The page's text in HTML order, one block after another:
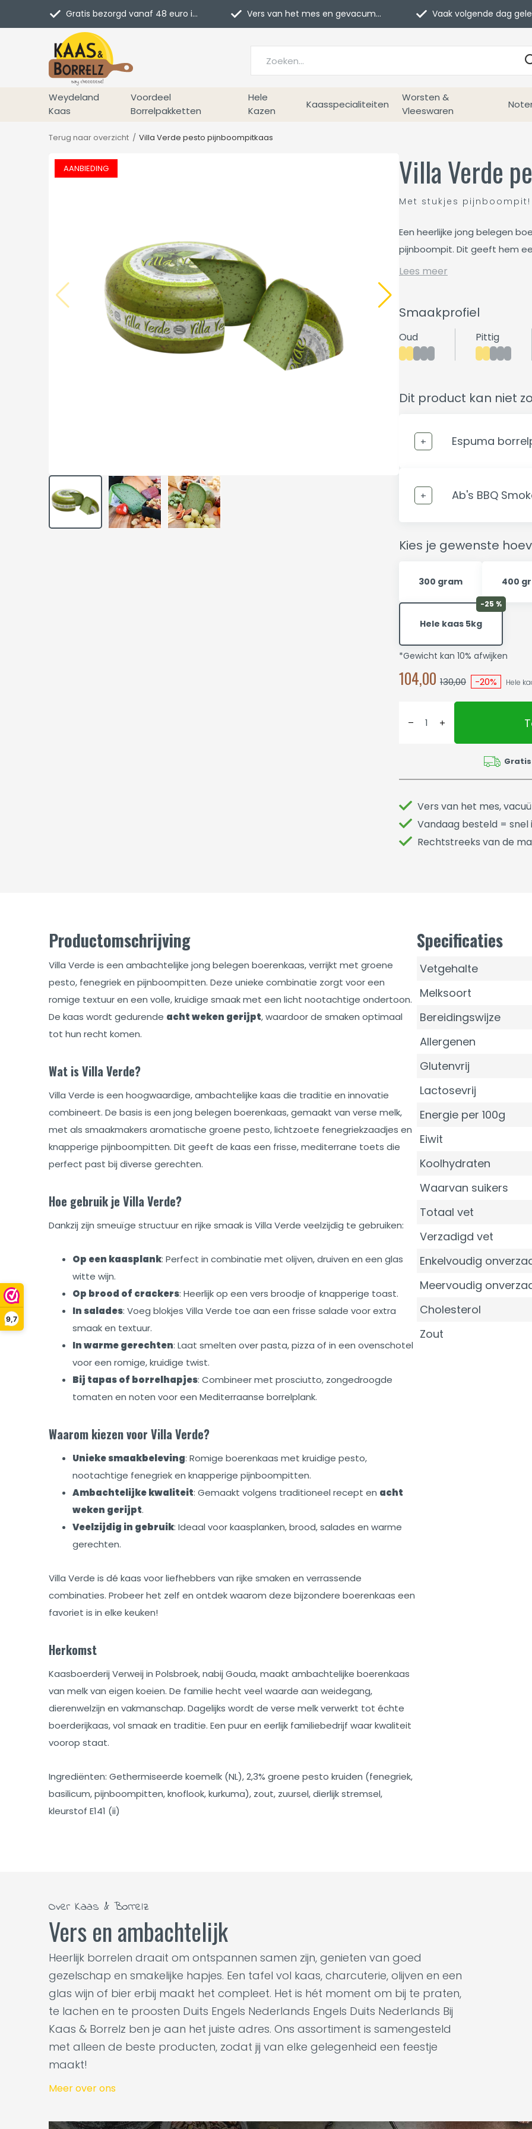
9,7
Weydeland
Kaas
Voordeel
Borrelpakketten
Hele
Kazen
Kaasspecialiteiten
Worsten &
Vleeswaren
Gratis bezorgd vanaf 48 euro in NL Vers van het mes en gevacumeerd Vaak volgende dag geleverd
Terug naar overzicht Villa Verde pesto pijnboompitkaas
AANBIEDING Villa Verde
Met stukjes pijnboompit!
Een heerlijke jong belegen
pijnboompit. Dit geeft hem
Lees meer
Smaakprofiel
Oud Pittig
Dit product kan niet
Espuma
Ab's BBQ
Kies je gewenste
300 gram 400
-25 %
Hele kaas 5kg
*Gewicht kan 10% afwijken
104,00 130,00 -20% Hele
Vers van het mes,
Vandaag besteld = snel
Rechtstreeks van de
Productomschrijving
Villa Verde is een ambachtelijke jong belegen boerenkaas, verrijkt met groene
pesto, fenegriek en pijnboompitten. Deze unieke combinatie zorgt voor een
romige textuur en een volle, kruidige smaak met een licht nootachtige ondertoon.
De kaas wordt gedurende acht weken gerijpt, waardoor de smaken optimaal
tot hun recht komen.
Wat is Villa Verde?
Villa Verde is een hoogwaardige, ambachtelijke kaas die traditie en innovatie
combineert. De basis is een jong belegen boerenkaas, gemaakt van verse melk,
met als smaakmakers aromatische groene pesto, lichtzoete fenegriekzaadjes en
knapperige pijnboompitten. Dit geeft de kaas een frisse, mediterrane toets die
perfect past bij diverse gerechten.
Hoe gebruik je Villa Verde?
Dankzij zijn smeuïge structuur en rijke smaak is Villa Verde veelzijdig te gebruiken:
Op een kaasplank: Perfect in combinatie met olijven, druiven en een glas
witte wijn.
Op brood of crackers: Heerlijk op een vers broodje of knapperige toast.
In salades: Voeg blokjes Villa Verde toe aan een frisse salade voor extra
smaak en textuur.
In warme gerechten: Laat smelten over pasta, pizza of in een ovenschotel
voor een romige, kruidige twist.
Bij tapas of borrelhapjes: Combineer met prosciutto, zongedroogde
tomaten en noten voor een Mediterraanse borrelplank.
Waarom kiezen voor Villa Verde?
Unieke smaakbeleving: Romige boerenkaas met kruidige pesto,
nootachtige fenegriek en knapperige pijnboompitten.
Ambachtelijke kwaliteit: Gemaakt volgens traditioneel recept en acht
weken gerijpt.
Veelzijdig in gebruik: Ideaal voor kaasplanken, brood, salades en warme
gerechten.
Villa Verde is dé kaas voor liefhebbers van rijke smaken en verrassende
combinaties. Probeer het zelf en ontdek waarom deze bijzondere boerenkaas een
favoriet is in elke keuken!
Herkomst
Kaasboerderij Verweij in Polsbroek, nabij Gouda, maakt ambachtelijke boerenkaas
van melk van eigen koeien. De familie hecht veel waarde aan weidegang,
dierenwelzijn en vakmanschap. Dagelijks wordt de verse melk verwerkt tot échte
boerderijkaas, vol smaak en traditie. Een puur en eerlijk familiebedrijf waar kwaliteit
voorop staat.
Ingrediënten: Gethermiseerde koemelk (NL), 2,3% groene pesto kruiden (fenegriek,
basilicum, pijnboompitten, knoflook, kurkuma), zout, zuursel, dierlijk stremsel,
kleurstof E141 (ii)
Specificaties
Vetgehalte
Melksoort
Bereidingswijze
Allergenen
Glutenvrij
Lactosevrij
Energie per 100g
Eiwit
Koolhydraten
Waarvan suikers
Totaal vet
Verzadigd vet
Enkelvoudig
Meervoudig
Cholesterol
Zout
Over Kaas & Borrelz
Vers en ambachtelijk
Heerlijk borrelen draait om ontspannen samen zijn, genieten van goed
gezelschap en smakelijke hapjes. Een tafel vol kaas, charcuterie, olijven en een
glas wijn of bier erbij maakt het compleet. Het is hét moment om bij te praten,
te lachen en te proosten Duits Engels Nederlands Engels Duits Nederlands Bij
Kaas & Borrelz ben je aan het juiste adres. Ons assortiment is samengesteld
met alleen de beste producten, zodat jij van elke gelegenheid een feestje
maakt!
Meer over ons